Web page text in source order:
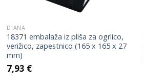
DIANA
18371 embalaža iz pliša za ogrlico,
verižico, zapestnico (165 x 165 x 27
mm)
7,93 €